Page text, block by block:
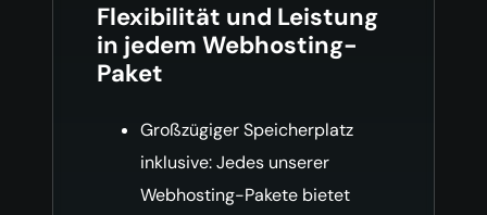
Flexibilität und Leistung
in jedem Webhosting-
Paket
Großzügiger Speicherplatz
inklusive: Jedes unserer
Webhosting-Pakete bietet